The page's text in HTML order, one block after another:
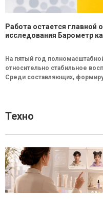
Работа остается главной
исследования Барометр
На пятый год
относительно стабильное
Среди составляющих,
Техно